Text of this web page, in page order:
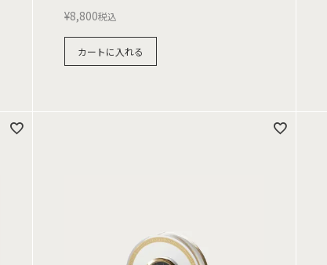
¥8,800税込
カートに入れる